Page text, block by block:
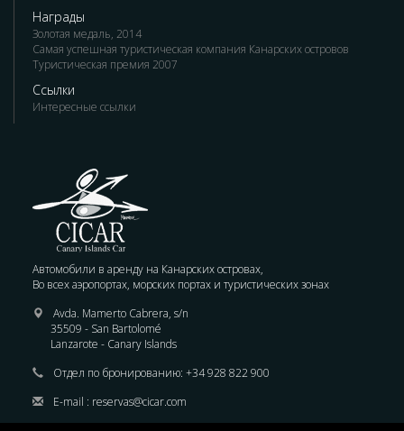
Награды
Золотая медаль, 2014
Самая успешная туристическая компания Канарских островов
Туристическая премия 2007
Ссылки
Интересные ссылки
Автомобили в аренду на Канарских островах,
Во всех аэропортах, морских портах и туристических зонах
Avda. Mamerto Cabrera, s/n
35509 - San Bartolomé
Lanzarote - Canary Islands
Отдел по бронированию: +34 928 822 900
E-mail : reservas@cicar.com